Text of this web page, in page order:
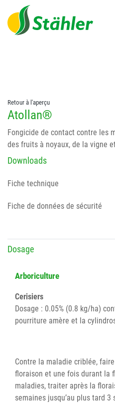
string(78) "Test 12 {FONT:12} //
asdfW134 245 34" string(62)
123 dfasdf asdfW134 245 34"
Retour à l'aperçu
Atollan®
Fongicide de contact contre les
des fruits à noyaux, de la vigne
Downloads
Fiche technique
Fiche de données de sécurité
Dosage
Arboriculture
Cerisiers
Dosage : 0.05% (0.8 kg/ha)
pourriture amère et la
Contre la maladie criblée,
floraison et une fois durant la
maladies, traiter après la
semaines jusqu’au plus tard